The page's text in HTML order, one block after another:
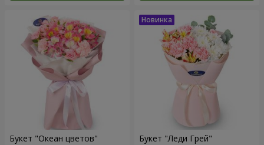
Букет "Океан цветов" Букет "Леди Грей"